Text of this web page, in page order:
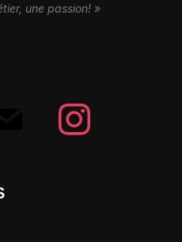
une passion! »